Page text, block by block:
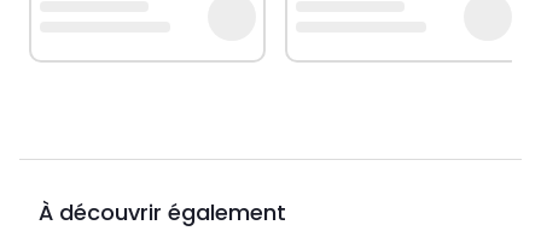
À découvrir également